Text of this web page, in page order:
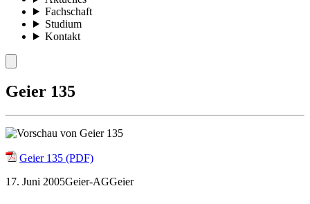
Fachschaft
Studium
Kontakt
Geier 135
Geier 135 (PDF)
17. Juni 2005Geier-AGGeier